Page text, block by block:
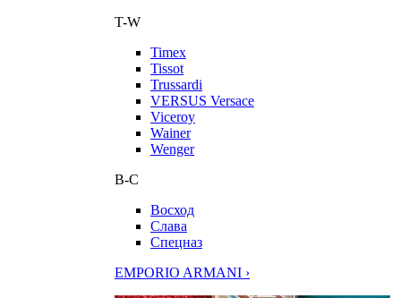
T-W
Timex
Tissot
Trussardi
VERSUS Versace
Viceroy
Wainer
Wenger
В-С
Восход
Слава
Спецназ
EMPORIO ARMANI ›